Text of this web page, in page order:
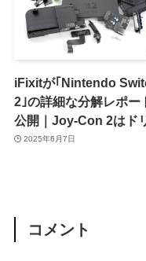
iFixitが｢Nintendo
2｣の詳細な分解レポー
公開｜Joy-Con 2はド
ト問題が発生する可能
2025年6月7日
コメント